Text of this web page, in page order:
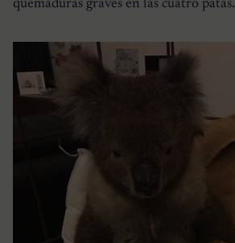
quemaduras graves en las cuatro patas.